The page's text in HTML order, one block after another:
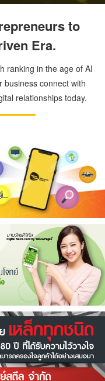
to
Era.
ranking in the age of AI
business connect with
relationships today.